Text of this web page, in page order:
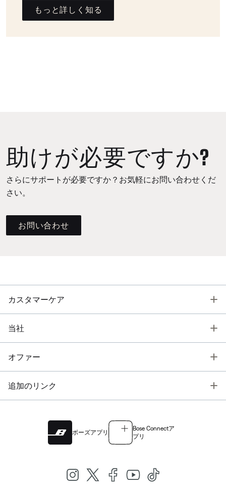
もっと詳しく知る
助けが必要ですか?
さらにサポートが必要ですか？お気軽にお問い合わせくだ
さい。
お問い合わせ
カスタマーケア
当社
オファー
追加のリンク
ボーズアプリ
Bose Connectア
プリ